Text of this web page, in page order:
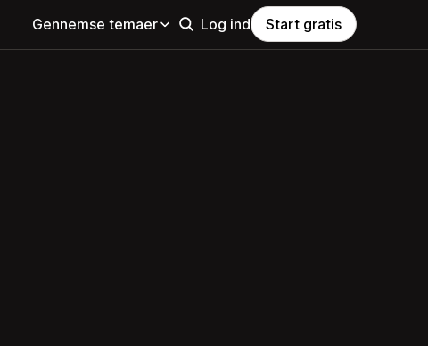
Gennemse temaer Log ind Start gratis